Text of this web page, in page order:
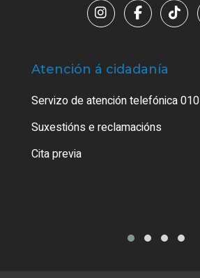
Atención á cidadanía
Servizo de atención telefónica 010
Suxestións e reclamacións
Cita previa